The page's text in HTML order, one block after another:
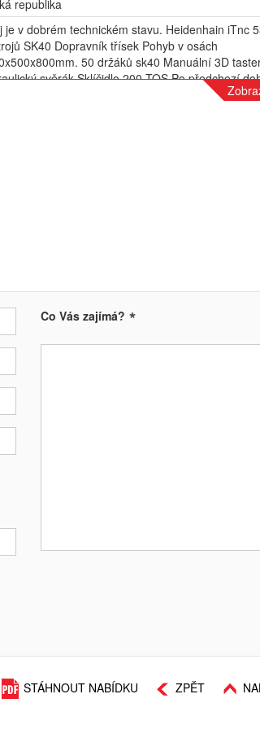
republika
je v dobrém technickém stavu. Heidenhain iTnc
SK40 Dopravník třísek Pohyb v osách
50 držáků sk40 Manuální 3D
svěrák Sklíčidlo 200 TOS Po předchozí
Co Vás zajímá? *
STÁHNOUT NABÍDKU ZPĚT